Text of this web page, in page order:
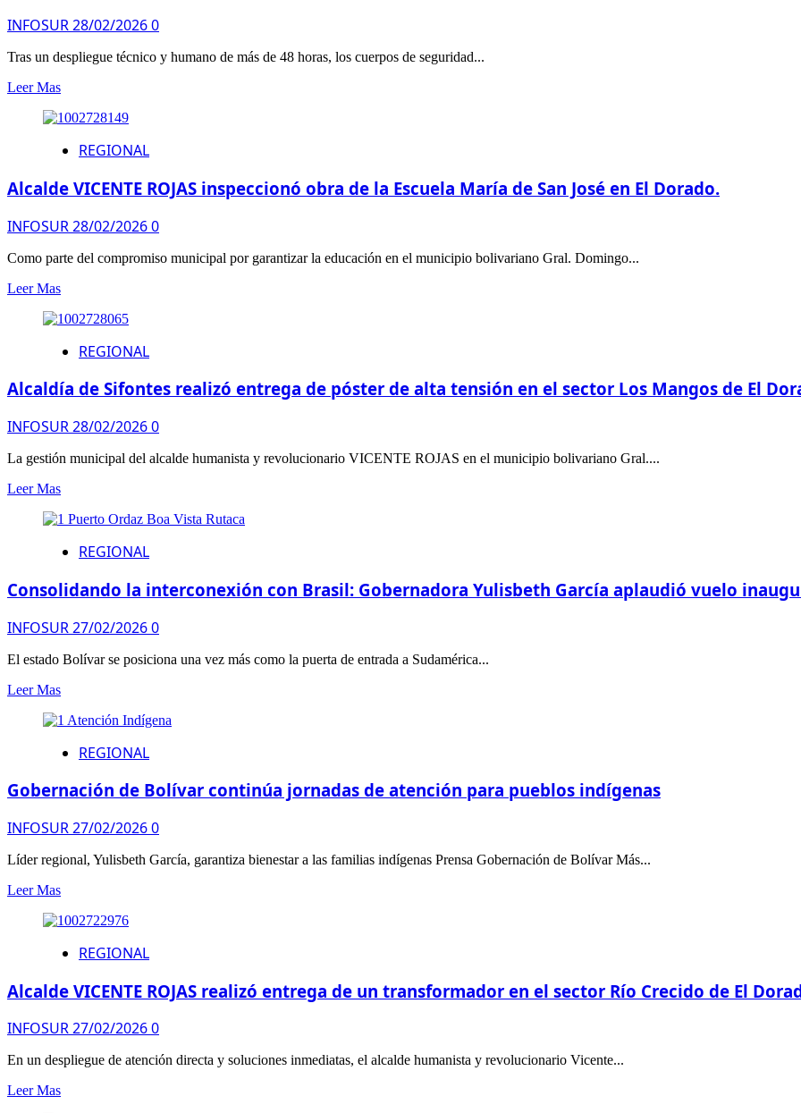
INFOSUR28/02/20260
Tras un despliegue técnico y humano de más de 48 horas, los cuerpos de seguridad...
Leer Mas
REGIONAL
Alcalde VICENTE ROJAS inspeccionó obra de la Escuela María de San José en El Dorado.
INFOSUR28/02/20260
Como parte del compromiso municipal por garantizar la educación en el municipio bolivariano Gral. Domingo...
Leer Mas
REGIONAL
Alcaldía de Sifontes realizó entrega de póster de alta tensión en el sector Los Mangos de El
INFOSUR28/02/20260
​La gestión municipal del alcalde humanista y revolucionario VICENTE ROJAS en el municipio bolivariano Gral....
Leer Mas
REGIONAL
Consolidando la interconexión con Brasil: Gobernadora Yulisbeth García aplaudió vuelo
INFOSUR27/02/20260
El estado Bolívar se posiciona una vez más como la puerta de entrada a Sudamérica...
Leer Mas
REGIONAL
Gobernación de Bolívar continúa jornadas de atención para pueblos indígenas
INFOSUR27/02/20260
Líder regional, Yulisbeth García, garantiza bienestar a las familias indígenas Prensa Gobernación de Bolívar Más...
Leer Mas
REGIONAL
Alcalde VICENTE ROJAS realizó entrega de un transformador en el sector Río Crecido de El
INFOSUR27/02/20260
En un despliegue de atención directa y soluciones inmediatas, el alcalde humanista y revolucionario Vicente...
Leer Mas